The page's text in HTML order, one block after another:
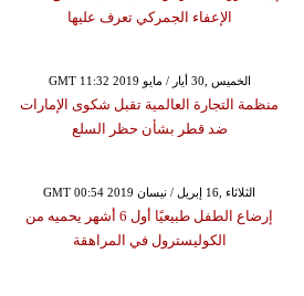
الإعفاء الجمركي تعرف عليها
GMT 11:32 2019 الخميس ,30 أيار / مايو
منظمة التجارة العالمية تقبل شكوى الإمارات
ضد قطر بشأن حظر السلع
GMT 00:54 2019 الثلاثاء ,16 إبريل / نيسان
إرضاع الطفل طبيعيًا أول 6 أشهر يحميه من
الكوليسترول في المراهقة